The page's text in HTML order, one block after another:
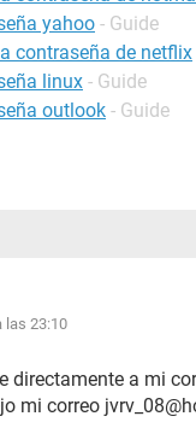
yahoo - Guide
contraseña de netflix
linux - Guide
outlook - Guide
las 23:10
directamente a mi
mi correo